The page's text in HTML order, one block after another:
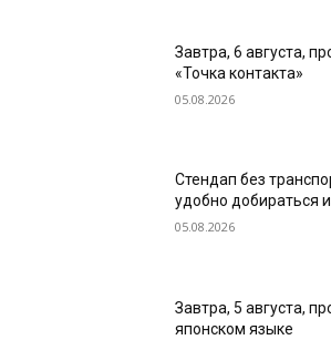
Завтра, 6 августа,
«Точка контакта»
05.08.2026
Стендап без
удобно добираться
05.08.2026
Завтра, 5 августа,
японском языке